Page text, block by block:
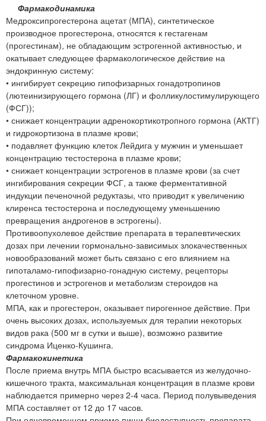
Фармакодинамика
Медроксипрогестерона ацетат (МПА), синтетическое
производное прогестерона, относятся к гестагенам
(прогестинам), не обладающим эстрогенной активностью, и
окатывает следующее фармакологическое действие на
эндокринную систему:
• ингибирует секрецию гипофизарных гонадотропинов
(лютеинизирующего гормона (ЛГ) и фолликулостимулирующего
(ФСГ));
• снижает концентрации адренокортикотропного гормона (АКТГ)
и гидрокортизона в плазме крови;
• подавляет функцию клеток Лейдига у мужчин и уменьшает
концентрацию тестостерона в плазме крови;
• снижает концентрации эстрогенов в плазме крови (за счет
ингибирования секреции ФСГ, а также ферментативной
индукции печеночной редуктазы, что приводит к увеличению
клиренса тестостерона и последующему уменьшению
превращения андрогенов в эстрогены).
Противоопухолевое действие препарата в терапевтических
дозах при лечении гормонально-зависимых злокачественных
новообразований может быть связано с его влиянием на
гипоталамо-гипофизарно-гонадную систему, рецепторы
прогестинов и эстрогенов и метаболизм стероидов на
клеточном уровне.
МПА, как и прогестерон, оказывает пирогенное действие. При
очень высоких дозах, используемых для терапии некоторых
видов рака (500 мг в сутки и выше), возможно развитие
синдрома Иценко-Кушинга.
Фармакокинетика
После приема внутрь МПА быстро всасывается из желудочно-
кишечного тракта, максимальная концентрация в плазме крови
наблюдается примерно через 2-4 часа. Период полувыведения
МПА составляет от 12 до 17 часов.